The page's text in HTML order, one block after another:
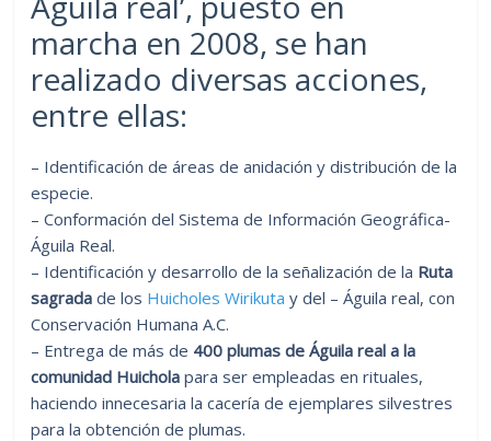
marcha en 2008, se han
realizado diversas acciones,
entre ellas:
– Identificación de áreas de anidación y distribución de la
especie.
– Conformación del Sistema de Información Geográfica-
Águila Real.
– Identificación y desarrollo de la señalización de la Ruta
sagrada de los Huicholes Wirikuta y del – Águila real, con
Conservación Humana A.C.
– Entrega de más de 400 plumas de Águila real a la
comunidad Huichola para ser empleadas en rituales,
haciendo innecesaria la cacería de ejemplares silvestres
para la obtención de plumas.